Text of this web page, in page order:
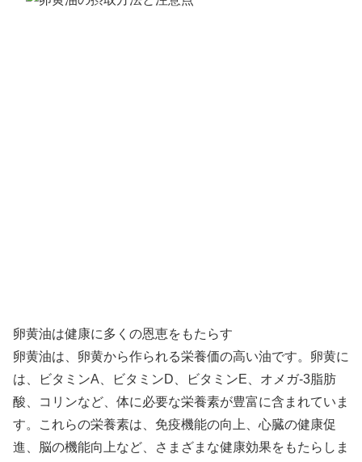
卵黄油は健康に多くの恩恵をもたらす
卵黄油は、卵黄から作られる栄養価の高い油です。卵黄に
は、ビタミンA、ビタミンD、ビタミンE、オメガ-3脂肪
酸、コリンなど、体に必要な栄養素が豊富に含まれていま
す。これらの栄養素は、免疫機能の向上、心臓の健康促
進、脳の機能向上など、さまざまな健康効果をもたらしま